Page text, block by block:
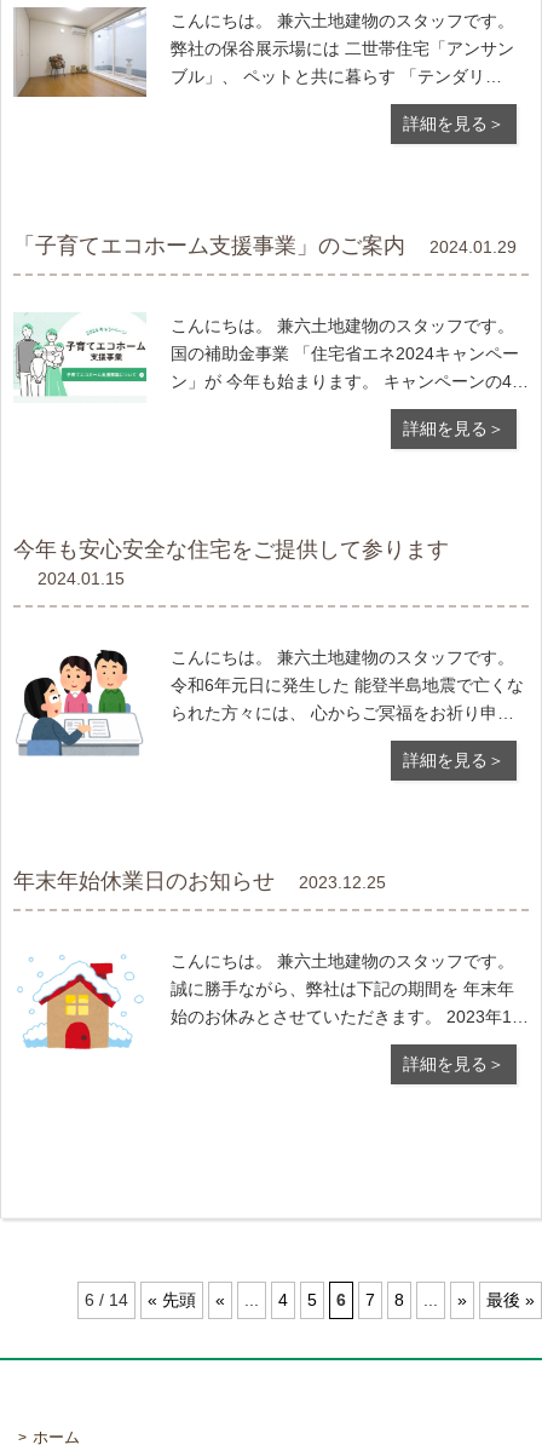
こんにちは。 兼六土地建物のスタッフです。
弊社の保谷展示場には 二世帯住宅「アンサン
ブル」、 ペットと共に暮らす 「テンダリ
ー」、 安心のアパート経営「軽量鉄骨アパー
ト棟」、 ZEH（ゼロエネ住宅）「サン・アル
詳細を見る＞
「子育てエコホーム支援事業」のご案内 2024.01.29
こんにちは。 兼六土地建物のスタッフです。
国の補助金事業 「住宅省エネ2024キャンペー
ン」が 今年も始まります。 キャンペーンの4つ
の補助事業のうち、 今回は「子育てエコホー
ム支援事業」を ご紹介します。 「子育てエコ詳細を見る＞
今年も安心安全な住宅をご提供して参ります
2024.01.15
こんにちは。 兼六土地建物のスタッフです。
令和6年元日に発生した 能登半島地震で亡くな
られた方々には、 心からご冥福をお祈り申し
上げます。 また、被災された皆様には 心から
詳細を見る＞
年末年始休業日のお知らせ 2023.12.25
こんにちは。 兼六土地建物のスタッフです。
誠に勝手ながら、弊社は下記の期間を 年末年
始のお休みとさせていただきます。 2023年12
月26日(火)～2024年1月4日(木) ご迷惑をおか
けいたしますが、 何卒ご了承くださいますよ
詳細を見る＞
6 / 14 « 先頭 « 4 5 6 7 8 » 最後 »
ホーム